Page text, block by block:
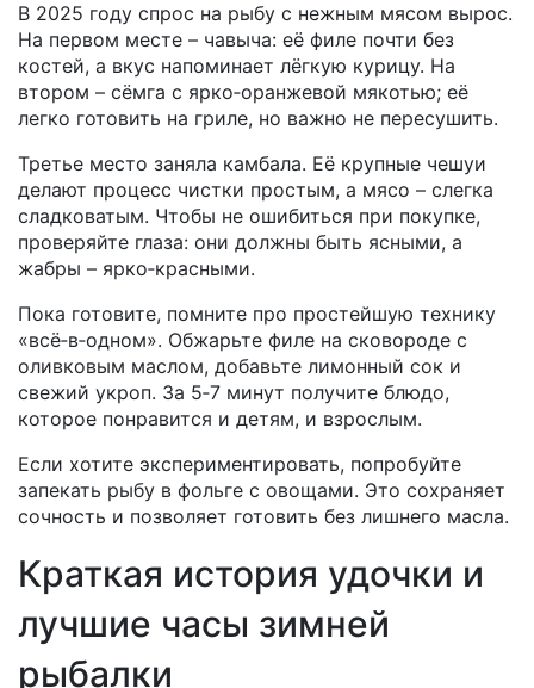
В 2025 году спрос на рыбу с нежным мясом вырос.
На первом месте – чавыча: её филе почти без
костей, а вкус напоминает лёгкую курицу. На
втором – сёмга с ярко‑оранжевой мякотью; её
легко готовить на гриле, но важно не пересушить.
Третье место заняла камбала. Её крупные чешуи
делают процесс чистки простым, а мясо – слегка
сладковатым. Чтобы не ошибиться при покупке,
проверяйте глаза: они должны быть ясными, а
жабры – ярко‑красными.
Пока готовите, помните про простейшую технику
«всё‑в‑одном». Обжарьте филе на сковороде с
оливковым маслом, добавьте лимонный сок и
свежий укроп. За 5‑7 минут получите блюдо,
которое понравится и детям, и взрослым.
Если хотите экспериментировать, попробуйте
запекать рыбу в фольге с овощами. Это сохраняет
сочность и позволяет готовить без лишнего масла.
Краткая история удочки и
лучшие часы зимней
рыбалки